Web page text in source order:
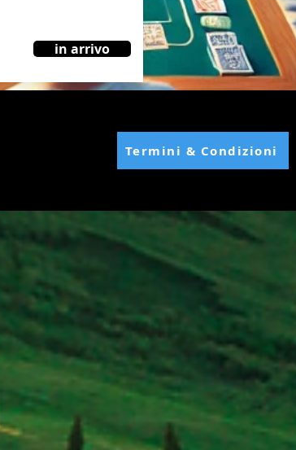
in arrivo
Termini & Condizioni